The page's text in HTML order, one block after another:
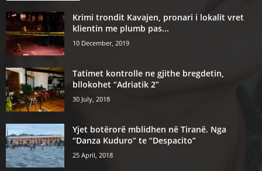
Krimi trondit Kavajen, pronari i lokalit vret
klientin me plumb pas...
10 December, 2019
Tatimet kontrolle ne gjithe bregdetin,
bllokohet “Adriatik 2”
30 July, 2018
Yjet botërorë mblidhen në Tiranë. Nga
“Danza Kuduro” te “Despacito”
25 April, 2018